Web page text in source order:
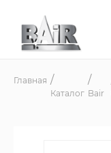
Главная
Каталог Bair